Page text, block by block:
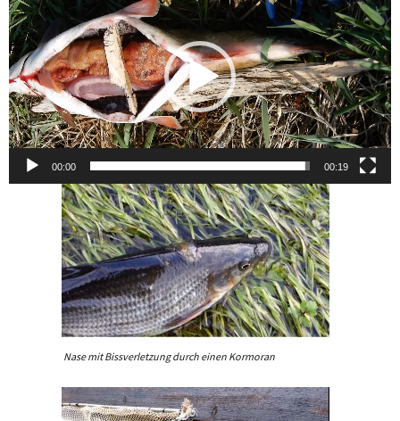
00:00 00:19
Nase mit Bissverletzung durch einen Kormoran